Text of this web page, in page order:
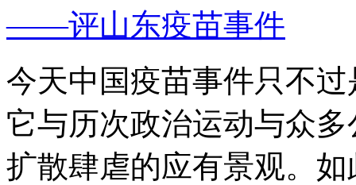
——评山东疫苗事件
今天中国疫苗事件只不
它与历次政治运动与众
扩散肆虐的应有景观。